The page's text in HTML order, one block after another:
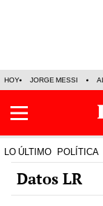
HOY JORGE MESSI
LO ÚLTIMO POLÍTICA
Datos LR